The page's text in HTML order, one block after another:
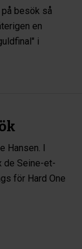
besök så
en
i
Hansen. I
de Seine-et-
för Hard One